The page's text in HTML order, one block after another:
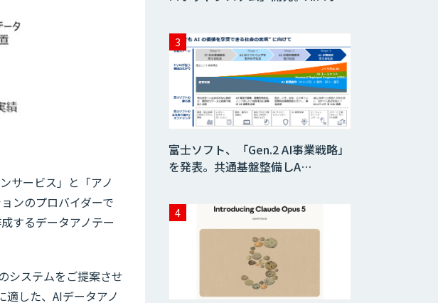
サービス」と「アノ
ンのプロバイダーで
するデータアノテー
システムをご提案させ
した、AIデータアノ
富士ソフト、「Gen.2 AI事業戦略」
を発表。共通基盤整備しA…